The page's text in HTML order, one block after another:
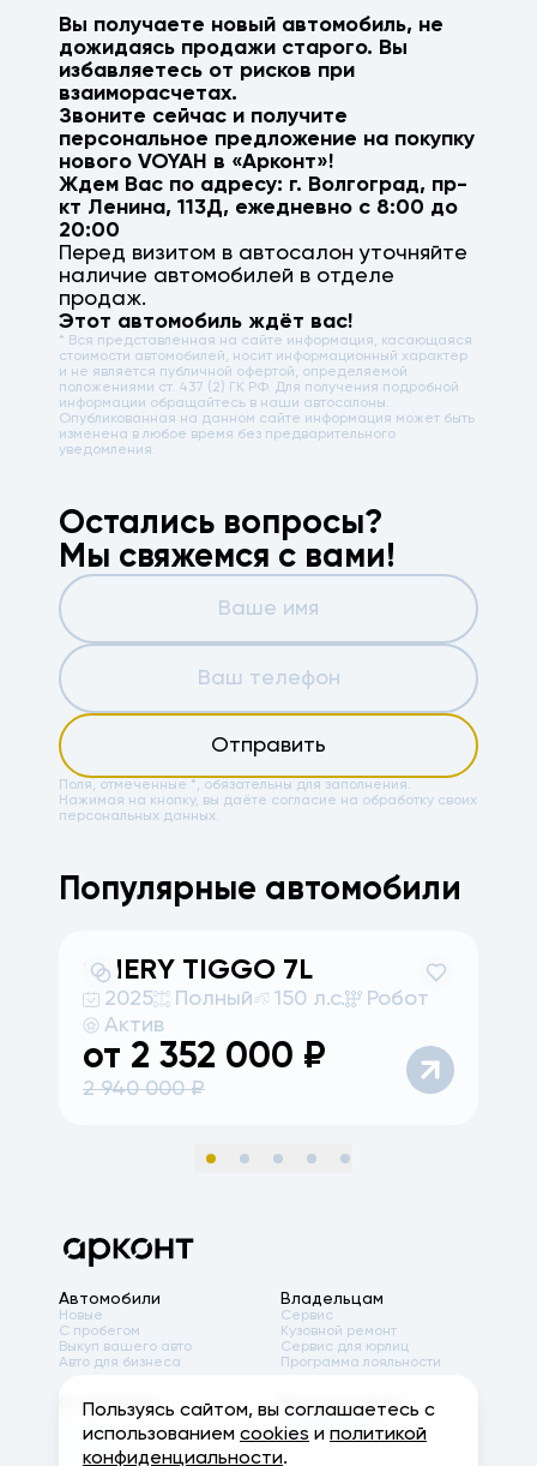
Вы получаете новый автомобиль, не
дожидаясь продажи старого. Вы
избавляетесь от рисков при
взаиморасчетах.
Звоните сейчас и получите
персональное предложение на покупку
нового VOYAH в «Арконт»!
Ждем Вас по адресу: г. Волгоград, пр-
кт Ленина, 113Д, ежедневно с 8:00 до
20:00
Перед визитом в автосалон уточняйте
наличие автомобилей в отделе
продаж.
Этот автомобиль ждёт вас!
* Вся представленная на сайте информация, касающаяся
стоимости автомобилей, носит информационный характер
и не является публичной офертой, определяемой
положениями ст. 437 (2) ГК РФ. Для получения подробной
информации обращайтесь в наши автосалоны.
Опубликованная на данном сайте информация может быть
изменена в любое время без предварительного
уведомления.
Остались вопросы?
Мы свяжемся с вами!
Отправить
Поля, отмеченные *, обязательны для заполнения.
Нажимая на кнопку, вы даёте согласие на обработку своих
персональных данных.
Популярные автомобили
CHERY TIGGO 7L
2025 Полный 150 л.с.
Робот
Актив
от 2 352 000 ₽
2 940 000₽
Пользуясь сайтом, вы соглашаетесь с
использованием cookies и политикой
конфиденциальности.
Автомобили
Новые
С пробегом
Выкуп вашего авто
Авто для бизнеса
Владельцам
Сервис
Кузовной ремонт
Сервис для юрлиц
Программа лояльности
О компании
История
Вакансии
Новости
Мы в соцсетях